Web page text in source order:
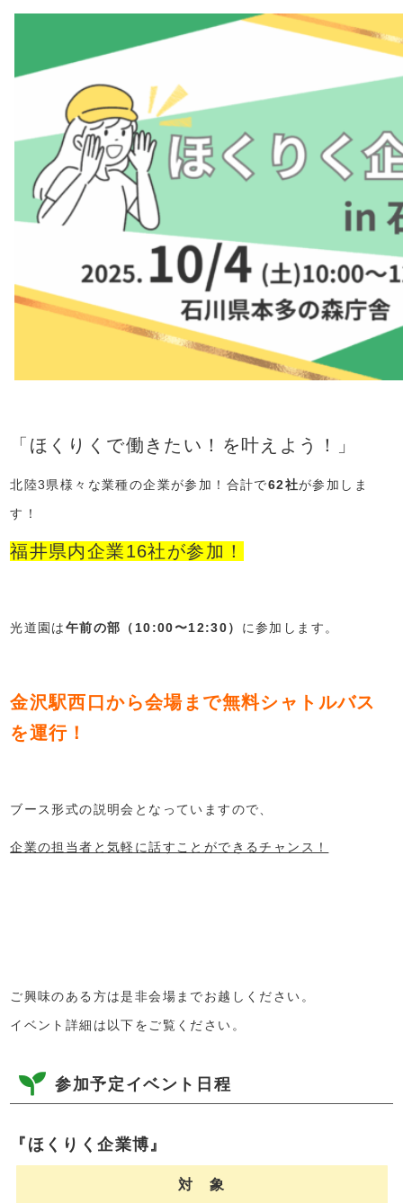
「ほくりくで働きたい！を叶えよう！」
北陸3県様々な業種の企業が参加！合計で62社が参加しま
す！
福井県内企業16社が参加！
光道園は午前の部（10:00〜12:30） に参加します。
金沢駅西口から会場まで無料シャトルバス
を運行！
ブース形式の説明会となっていますので、
企業の担当者と気軽に話すことができるチャンス！
ご興味のある方は是非会場までお越しください。
イベント詳細は以下をご覧ください。
参加予定イベント日程
『ほくりく企業博』
対 象